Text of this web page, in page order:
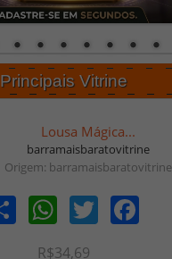
Principais Vitrine
Lousa Mágica...
barramaisbaratovitrine
Origem: barramaisbaratovitrine
Share WhatsAppTwitter Facebook
R$34,69